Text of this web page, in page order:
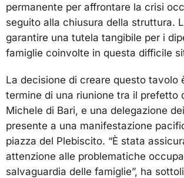
permanente per affrontare la crisi
seguito alla chiusura della struttura.
garantire una tutela tangibile per i
famiglie coinvolte in questa difficile
La decisione di creare questo tavolo
termine di una riunione tra il prefetto
Michele di Bari, e una delegazione
presente a una manifestazione
piazza del Plebiscito. “È stata
attenzione alle problematiche
salvaguardia delle famiglie”, ha